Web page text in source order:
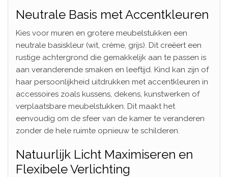
Neutrale Basis met Accentkleuren
Kies voor muren en grotere meubelstukken een
neutrale basiskleur (wit, crème, grijs). Dit creëert een
rustige achtergrond die gemakkelijk aan te passen is
aan veranderende smaken en leeftijd. Kind kan zijn of
haar persoonlijkheid uitdrukken met accentkleuren in
accessoires zoals kussens, dekens, kunstwerken of
verplaatsbare meubelstukken. Dit maakt het
eenvoudig om de sfeer van de kamer te veranderen
zonder de hele ruimte opnieuw te schilderen.
Natuurlijk Licht Maximiseren en
Flexibele Verlichting